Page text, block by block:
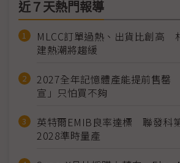
近７天熱門報導
MLCC訂單過熱、出貨比創高
建熱潮將趨緩
2027全年記憶體產能提前售罄
宣」只怕買不夠
英特爾EMIB良率達標 聯發科
2028準時量產